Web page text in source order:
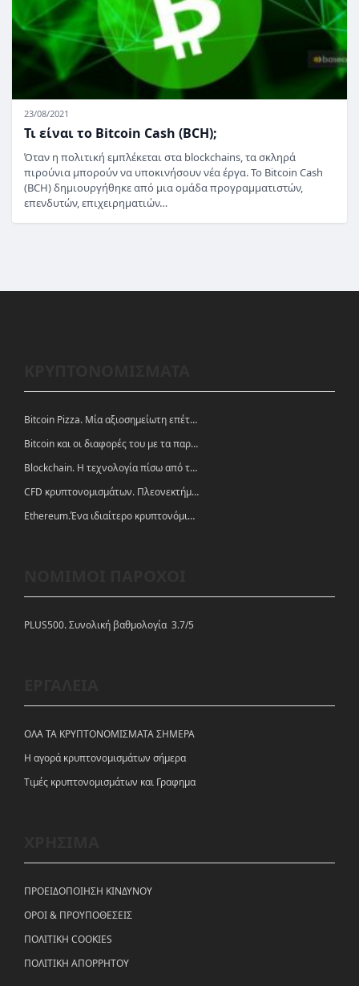
23/08/2021
Τι είναι το Bitcoin Cash (BCH);
Όταν η πολιτική εμπλέκεται στα blockchains, τα σκληρά
πιρούνια μπορούν να υποκινήσουν νέα έργα. Το Bitcoin Cash
(BCH) δημιουργήθηκε από μια ομάδα προγραμματιστών,
επενδυτών, επιχειρηματιών…
Bitcoin Pizza. Μία αξιοσημείωτη επέτειος.
Bitcoin και οι διαφορές του με τα παραδοσιακά νομίσματα
Blockchain. Η τεχνολογία πίσω από τα κρυπτονομίσματα
CFD κρυπτονομισμάτων. Πλεονεκτήματα και ευκαιρίες
Ethereum.Ένα ιδιαίτερο κρυπτονόμισμα-πλατφόρμα
PLUS500. Συνολική βαθμολογία 3.7/5
ΟΛΑ ΤΑ ΚΡΥΠΤΟΝΟΜΙΣΜΑΤΑ ΣΗΜΕΡΑ
Η αγορά κρυπτονομισμάτων σήμερα
Tιμές κρυπτονομισμάτων και Γραφημα
ΠΡΟΕΙΔΟΠΟΙΗΣΗ ΚΙΝΔΥΝΟΥ
ΟΡΟΙ & ΠΡΟΥΠΟΘΕΣΕΙΣ
ΠΟΛΙΤΙΚΗ COOKIES
ΠΟΛΙΤΙΚΗ ΑΠΟΡΡΗΤΟΥ